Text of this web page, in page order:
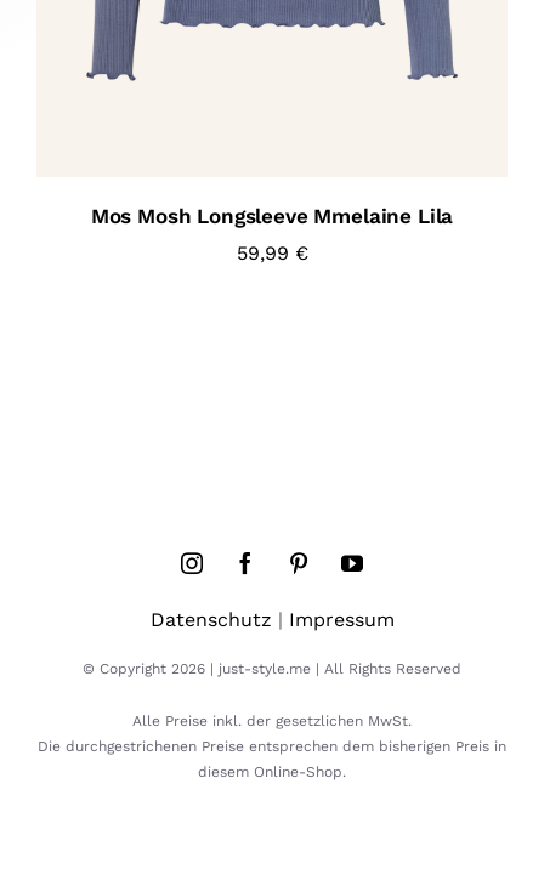
Mos Mosh Longsleeve Mmelaine Lila
59,99 €
Datenschutz | Impressum
© Copyright 2026 | just-style.me | All Rights Reserved
Alle Preise inkl. der gesetzlichen MwSt.
Die durchgestrichenen Preise entsprechen dem bisherigen Preis in
diesem Online-Shop.